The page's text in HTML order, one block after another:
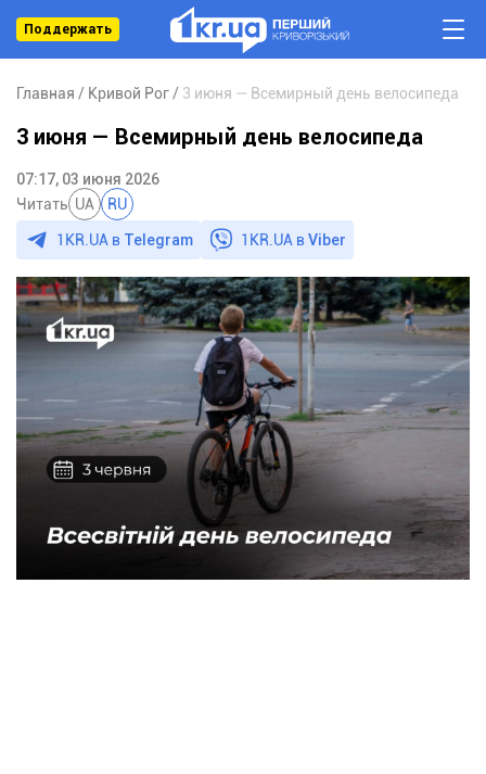
Поддержать
Главная Кривой Рог 3 июня — Всемирный день велосипеда
3 июня — Всемирный день велосипеда
07:17, 03 июня 2026
Читать UA RU
1KR.UA в Telegram 1KR.UA вViber